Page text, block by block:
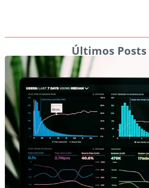
Últimos Posts